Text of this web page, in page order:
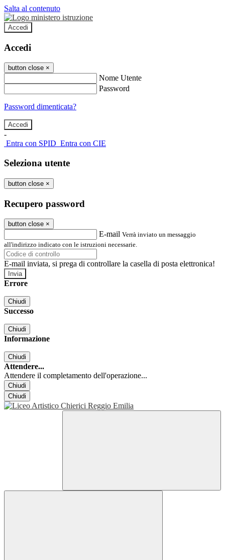
Salta al contenuto
Accedi
Accedi
button close ×
Nome Utente
Password
Password dimenticata?
-
Entra con SPID Entra con CIE
Seleziona utente
button close ×
Recupero password
button close ×
E-mail Verrà inviato un messaggio
all'indirizzo indicato con le istruzioni necessarie.
E-mail inviata, si prega di controllare la casella di posta elettronica!
Errore
Chiudi
Successo
Chiudi
Informazione
Chiudi
Attendere...
Attendere il completamento dell'operazione...
Chiudi
Chiudi